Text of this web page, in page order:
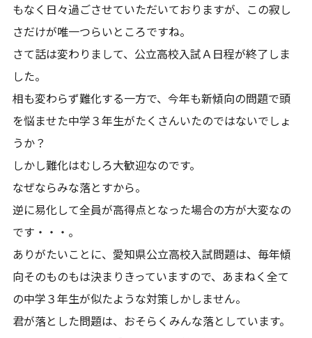
もなく日々過ごさせていただいておりますが、この寂し
さだけが唯一つらいところですね。
さて話は変わりまして、公立高校入試Ａ日程が終了しま
した。
相も変わらず難化する一方で、今年も新傾向の問題で頭
を悩ませた中学３年生がたくさんいたのではないでしょ
うか？
しかし難化はむしろ大歓迎なのです。
なぜならみな落とすから。
逆に易化して全員が高得点となった場合の方が大変なの
です・・・。
ありがたいことに、愛知県公立高校入試問題は、毎年傾
向そのものもは決まりきっていますので、あまねく全て
の中学３年生が似たような対策しかしません。
君が落とした問題は、おそらくみんな落としています。